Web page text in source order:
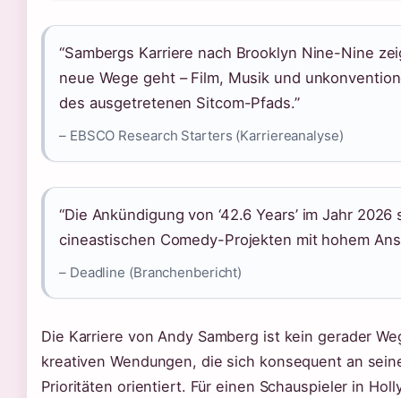
“Sambergs Karriere nach Brooklyn Nine-Nine
neue Wege geht – Film, Musik und
des ausgetretenen Sitcom-Pfads.”
– EBSCO Research Starters (Karriereanalyse)
“Die Ankündigung von ‘42.6 Years’ im Jahr
cineastischen Comedy-Projekten mit hohem
– Deadline (Branchenbericht)
Die Karriere von Andy Samberg ist kein gerader
kreativen Wendungen, die sich konsequent an
Prioritäten orientiert. Für einen Schauspieler in